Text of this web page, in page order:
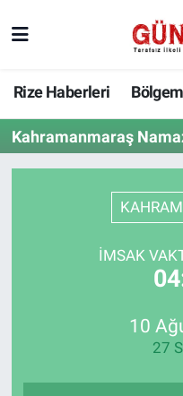
Rize Haberleri
Kahramanmaraş
İMSAK
10
27